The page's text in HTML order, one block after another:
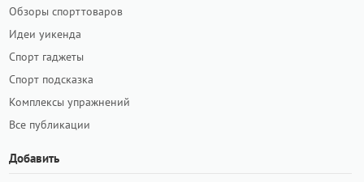
Обзоры спорттоваров
Идеи уикенда
Спорт гаджеты
Спорт подсказка
Комплексы упражнений
Все публикации
Добавить